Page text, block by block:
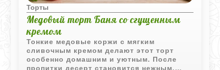
Торты
Медовый торт Баня со сгущенным
кремом
Тонкие медовые коржи с мягким
сливочным кремом делают этот торт
особенно домашним и уютным. После
пропитки десерт становится нежным,